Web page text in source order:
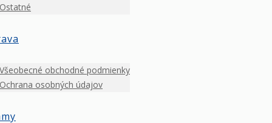
Ostatné
Všeobecné obchodné podmienky
Ochrana osobných údajov